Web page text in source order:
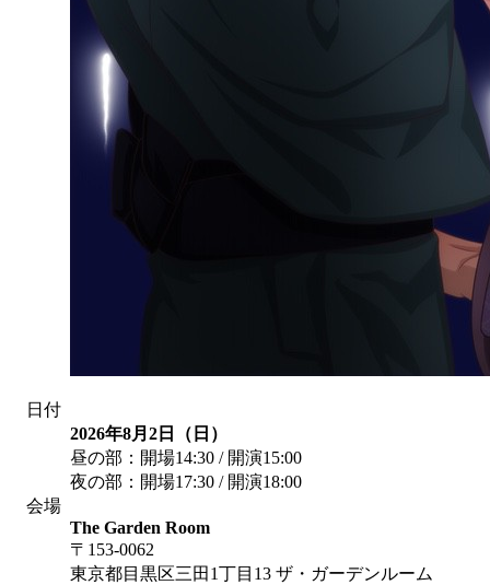
日付
2026年8月2日（日）
昼の部：開場14:30 / 開演15:00
夜の部：開場17:30 / 開演18:00
会場
The Garden Room
〒153-0062
東京都目黒区三田1丁目13 ザ・ガーデンルーム